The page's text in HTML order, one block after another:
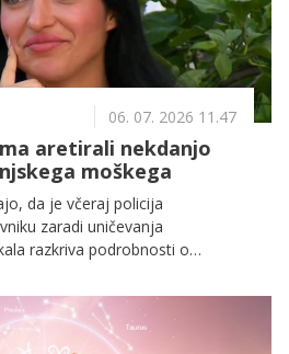
06. 07. 2026 11.47
aretirali nekdanjo
moškega
da je včeraj policija
zaradi uničevanja
razkriva podrobnosti o
škodi.